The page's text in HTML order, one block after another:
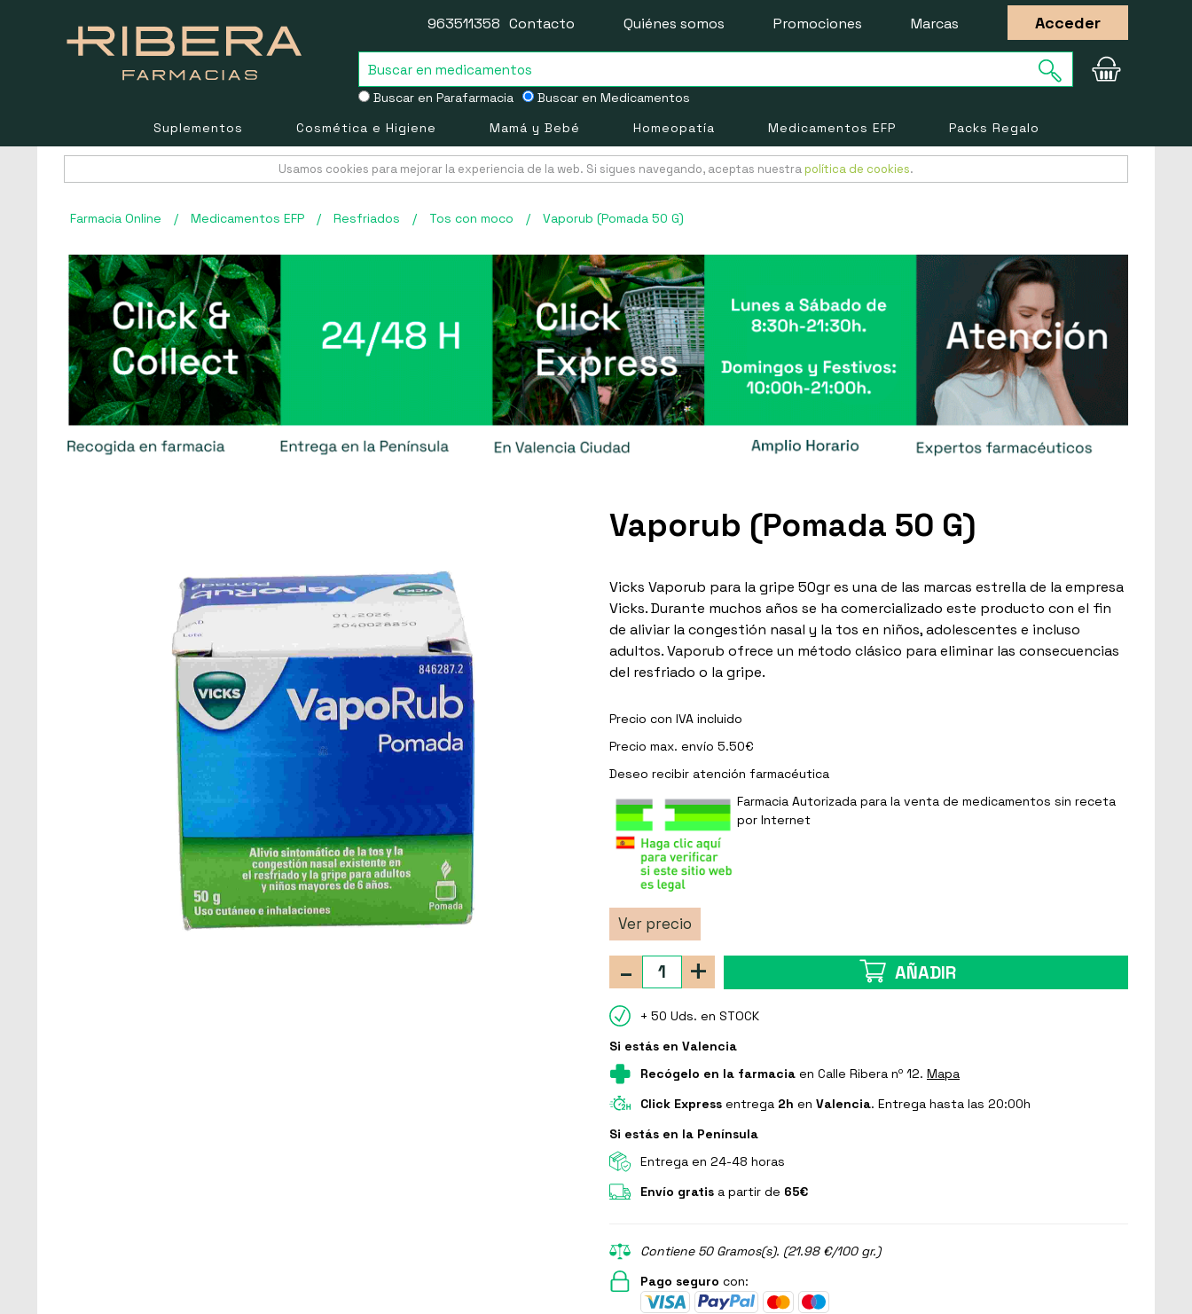
Buscar en Parafarmacia Buscar en Medicamentos
963511358 Contacto Quiénes somos Promociones Marcas Acceder
Suplementos Cosmética e Higiene Mamá y Bebé Homeopatía Medicamentos EFP Packs Regalo
Usamos cookies para mejorar la experiencia de la web. Si sigues navegando, aceptas nuestra política de cookies.
Farmacia Online / Medicamentos EFP / Resfriados / Tos con moco / Vaporub (Pomada 50 G)
Vaporub (Pomada 50 G)
Vicks Vaporub para la gripe 50gr es una de las marcas estrella de la empresa
Vicks. Durante muchos años se ha comercializado este producto con el fin
de aliviar la congestión nasal y la tos en niños, adolescentes e incluso
adultos. Vaporub ofrece un método clásico para eliminar las consecuencias
del resfriado o la gripe.
Precio con IVA incluido
Precio max. envío 5.50€
Deseo recibir atención farmacéutica
Farmacia Autorizada para la venta de medicamentos sin receta
por Internet
Ver precio
+
- AÑADIR
+ 50 Uds. en STOCK
Si estás en Valencia
Recógelo en la farmacia en Calle Ribera nº 12. Mapa
Click Express entrega 2h en Valencia. Entrega hasta las 20:00h
Si estás en la Península
Entrega en 24-48 horas
Envío gratis a partir de 65€
Contiene 50 Gramos(s). (21.98 €/100 gr.)
Pago seguro con: